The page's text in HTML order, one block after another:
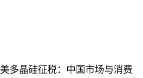
美多晶硅征税：中国市场与消费